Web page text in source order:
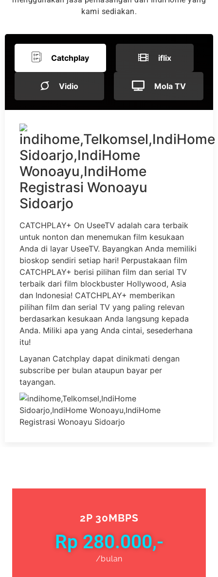
kami sediakan.
Catchplay iflix
Vidio Mola TV
CATCHPLAY+ On UseeTV adalah cara terbaik
untuk nonton dan menemukan film kesukaan
Anda di layar UseeTV. Bayangkan Anda memiliki
bioskop sendiri setiap hari! Perpustakaan film
CATCHPLAY+ berisi pilihan film dan serial TV
terbaik dari film blockbuster Hollywood, Asia
dan Indonesia! CATCHPLAY+ memberikan
pilihan film dan serial TV yang paling relevan
berdasarkan kesukaan Anda langsung kepada
Anda. Miliki apa yang Anda cintai, sesederhana
itu!
Layanan Catchplay dapat dinikmati dengan
subscribe per bulan ataupun bayar per
tayangan.
2P 30MBPS
Rp 280.000,-
/bulan